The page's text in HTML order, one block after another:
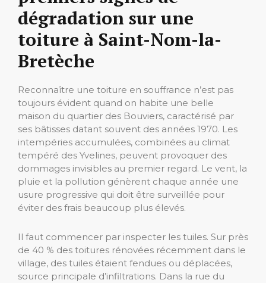
dégradation sur une
toiture à Saint-Nom-la-
Bretèche
Reconnaître une toiture en souffrance n’est pas
toujours évident quand on habite une belle
maison du quartier des Bouviers, caractérisé par
ses bâtisses datant souvent des années 1970. Les
intempéries accumulées, combinées au climat
tempéré des Yvelines, peuvent provoquer des
dommages invisibles au premier regard. Le vent, la
pluie et la pollution génèrent chaque année une
usure progressive qui doit être surveillée pour
éviter des frais beaucoup plus élevés.
Il faut commencer par inspecter les tuiles. Sur près
de 40 % des toitures rénovées récemment dans le
village, des tuiles étaient fendues ou déplacées,
source principale d’infiltrations. Dans la rue du